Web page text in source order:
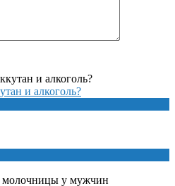
и алкоголь?